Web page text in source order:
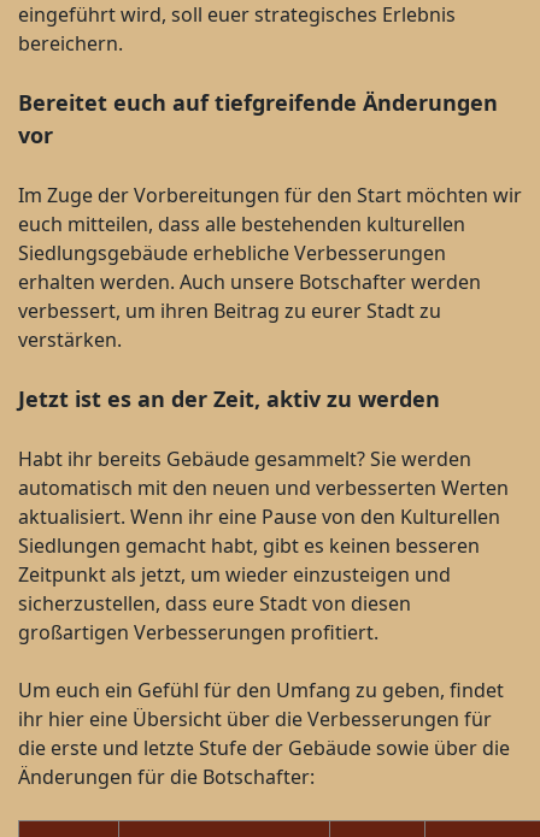
eingeführt wird, soll euer strategisches Erlebnis
bereichern.
Bereitet euch auf tiefgreifende Änderungen
vor
Im Zuge der Vorbereitungen für den Start möchten wir
euch mitteilen, dass alle bestehenden kulturellen
Siedlungsgebäude erhebliche Verbesserungen
erhalten werden. Auch unsere Botschafter werden
verbessert, um ihren Beitrag zu eurer Stadt zu
verstärken.
Jetzt ist es an der Zeit, aktiv zu werden
Habt ihr bereits Gebäude gesammelt? Sie werden
automatisch mit den neuen und verbesserten Werten
aktualisiert. Wenn ihr eine Pause von den Kulturellen
Siedlungen gemacht habt, gibt es keinen besseren
Zeitpunkt als jetzt, um wieder einzusteigen und
sicherzustellen, dass eure Stadt von diesen
großartigen Verbesserungen profitiert.
Um euch ein Gefühl für den Umfang zu geben, findet
ihr hier eine Übersicht über die Verbesserungen für
die erste und letzte Stufe der Gebäude sowie über die
Änderungen für die Botschafter: